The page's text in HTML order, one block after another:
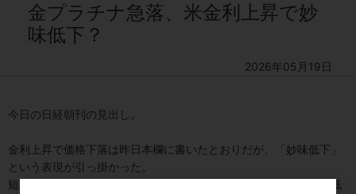
金プラチナ急落、米金利上昇で妙
味低下？
2026年05月19日
今日の日経朝刊の見出し。
金利上昇で価格下落は昨日本欄に書いたとおりだが、「妙味低下」
という表現が引っ掛かった。
短期売買益を追求するヘッジファンドにとっては、たしかに妙味低